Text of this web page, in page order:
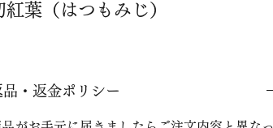
紅葉（はつもみじ）
品・返金ポリシー